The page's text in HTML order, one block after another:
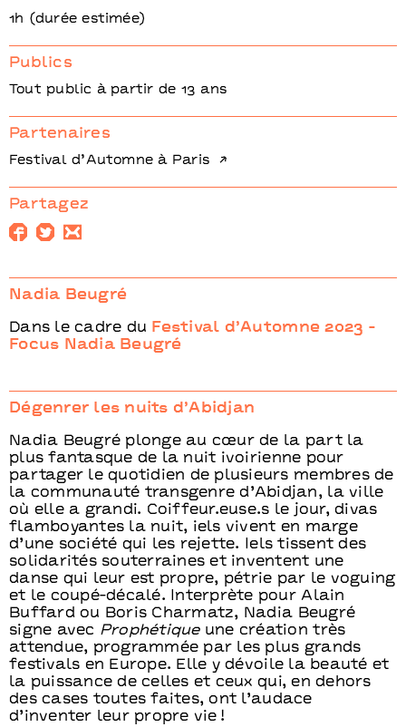
Nadia Beugré
Dans le cadre du Festival d’Automne 2023 -
Focus Nadia Beugré
Dégenrer les nuits d’Abidjan
Nadia Beugré plonge au cœur de la part la
plus fantasque de la nuit ivoirienne pour
partager le quotidien de plusieurs membres de
la communauté transgenre d’Abidjan, la ville
où elle a grandi. Coiffeur.euse.s le jour, divas
flamboyantes la nuit, iels vivent en marge
d’une société qui les rejette. Iels tissent des
solidarités souterraines et inventent une
danse qui leur est propre, pétrie par le voguing
et le coupé-décalé. Interprète pour Alain
Buffard ou Boris Charmatz, Nadia Beugré
signe avec Prophétiqueune création très
attendue, programmée par les plus grands
festivals en Europe. Elle y dévoile la beauté et
la puissance de celles et ceux qui, en dehors
des cases toutes faites, ont l’audace
d’inventer leur propre vie !
1h (durée estimée)
Publics
Tout public à partir de 13 ans
Partenaires
Festival d’Automne à Paris
Partagez